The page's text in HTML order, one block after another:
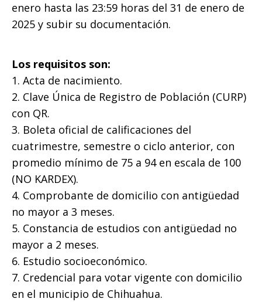
enero hasta las 23:59 horas del 31 de enero de
2025 y subir su documentación.
Los requisitos son:
1. Acta de nacimiento.
2. Clave Única de Registro de Población (CURP)
con QR.
3. Boleta oficial de calificaciones del
cuatrimestre, semestre o ciclo anterior, con
promedio mínimo de 75 a 94 en escala de 100
(NO KARDEX).
4. Comprobante de domicilio con antigüedad
no mayor a 3 meses.
5. Constancia de estudios con antigüedad no
mayor a 2 meses.
6. Estudio socioeconómico.
7. Credencial para votar vigente con domicilio
en el municipio de Chihuahua.